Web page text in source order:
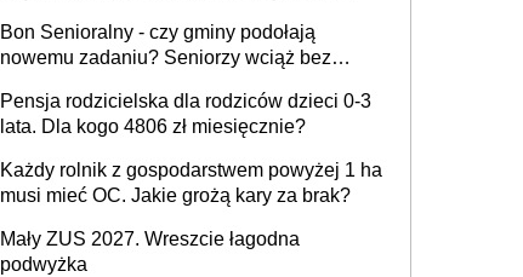
Bon Senioralny - czy gminy podołają
nowemu zadaniu? Seniorzy wciąż bez
Pensja rodzicielska dla rodziców dzieci 0-3
lata. Dla kogo 4806 zł miesięcznie?
Każdy rolnik z gospodarstwem powyżej 1 ha
musi mieć OC. Jakie grożą kary za brak?
Mały ZUS 2027. Wreszcie łagodna
podwyżka